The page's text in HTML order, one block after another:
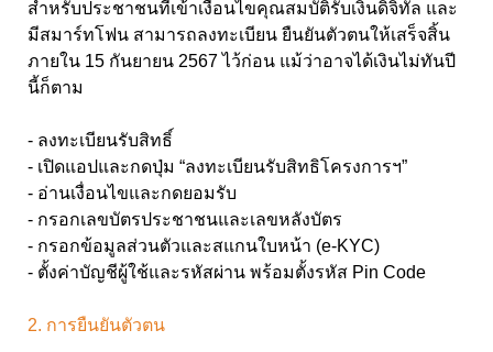
สำหรับประชาชนที่เข้าเงื่อนไขคุณสมบัติรับเงินดิจิทัล และ
มีสมาร์ทโฟน สามารถลงทะเบียน ยืนยันตัวตนให้เสร็จสิ้น
ภายใน 15 กันยายน 2567 ไว้ก่อน แม้ว่าอาจได้เงินไม่ทันปี
นี้ก็ตาม
- ลงทะเบียนรับสิทธิ์
- เปิดแอปและกดปุ่ม “ลงทะเบียนรับสิทธิโครงการฯ”
- อ่านเงื่อนไขและกดยอมรับ
- กรอกเลขบัตรประชาชนและเลขหลังบัตร
- กรอกข้อมูลส่วนตัวและสแกนใบหน้า (e-KYC)
- ตั้งค่าบัญชีผู้ใช้และรหัสผ่าน พร้อมตั้งรหัส Pin Code
2. การยืนยันตัวตน